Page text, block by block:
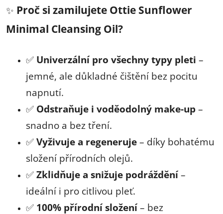
✨ Proč si zamilujete Ottie Sunflower
Minimal Cleansing Oil?
✅ Univerzální pro všechny typy pleti –
jemné, ale důkladné čištění bez pocitu
napnutí.
✅ Odstraňuje i voděodolný make-up –
snadno a bez tření.
✅ Vyživuje a regeneruje – díky bohatému
složení přírodních olejů.
✅ Zklidňuje a snižuje podráždění–
ideální i pro citlivou pleť.
✅ 100% přírodní složení– bez